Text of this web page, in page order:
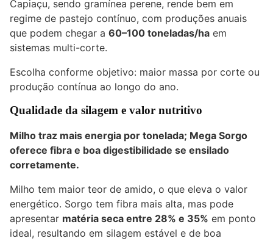
Capiaçu, sendo gramínea perene, rende bem em
regime de pastejo contínuo, com produções anuais
que podem chegar a 60–100 toneladas/ha em
sistemas multi-corte.
Escolha conforme objetivo: maior massa por corte ou
produção contínua ao longo do ano.
Qualidade da silagem e valor nutritivo
Milho traz mais energia por tonelada; Mega Sorgo
oferece fibra e boa digestibilidade se ensilado
corretamente.
Milho tem maior teor de amido, o que eleva o valor
energético. Sorgo tem fibra mais alta, mas pode
apresentar matéria seca entre 28% e 35% em ponto
ideal, resultando em silagem estável e de boa